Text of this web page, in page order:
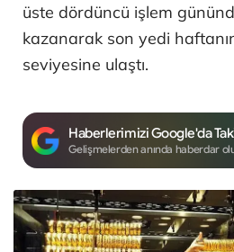
üste dördüncü işlem
kazanarak son yedi
seviyesine ulaştı.
Haberlerimizi Google'da
Gelişmelerden anında haberdar